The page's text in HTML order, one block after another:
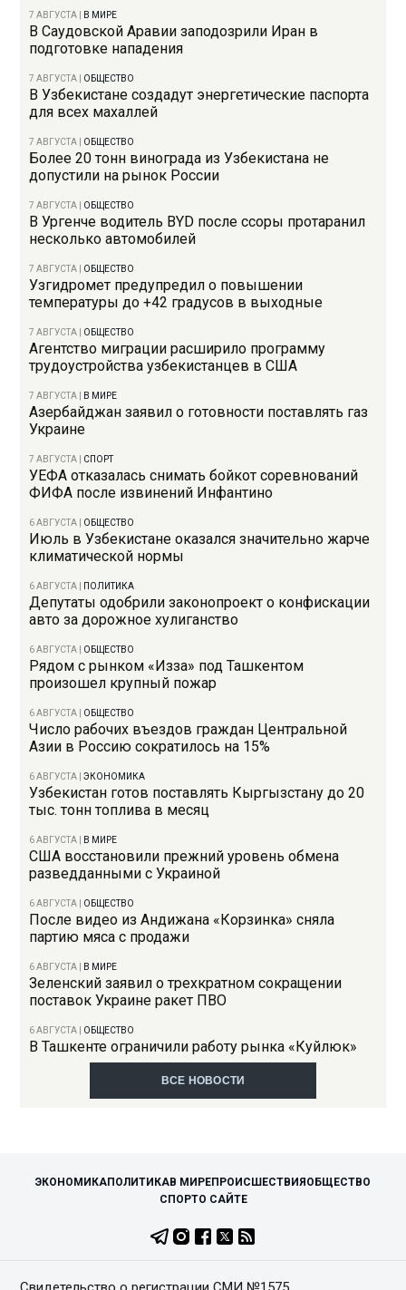
7 АВГУСТА В МИРЕ
В Саудовской Аравии заподозрили Иран в
подготовке нападения
7 АВГУСТА ОБЩЕСТВО
В Узбекистане создадут энергетические паспорта
для всех махаллей
7 АВГУСТА ОБЩЕСТВО
Более 20 тонн винограда из Узбекистана не
допустили на рынок России
7 АВГУСТА ОБЩЕСТВО
В Ургенче водитель BYD после ссоры протаранил
несколько автомобилей
7 АВГУСТА ОБЩЕСТВО
Узгидромет предупредил о повышении
температуры до +42 градусов в выходные
7 АВГУСТА ОБЩЕСТВО
Агентство миграции расширило программу
трудоустройства узбекистанцев в США
7 АВГУСТА В МИРЕ
Азербайджан заявил о готовности поставлять газ
Украине
7 АВГУСТА СПОРТ
УЕФА отказалась снимать бойкот соревнований
ФИФА после извинений Инфантино
6 АВГУСТА ОБЩЕСТВО
Июль в Узбекистане оказался значительно жарче
климатической нормы
6 АВГУСТА ПОЛИТИКА
Депутаты одобрили законопроект о конфискации
авто за дорожное хулиганство
6 АВГУСТА ОБЩЕСТВО
Рядом с рынком «Изза» под Ташкентом
произошел крупный пожар
6 АВГУСТА ОБЩЕСТВО
Число рабочих въездов граждан Центральной
Азии в Россию сократилось на 15%
6 АВГУСТА |ЭКОНОМИКА
Узбекистан готов поставлять Кыргызстану до 20
тыс. тонн топлива в месяц
6 АВГУСТА В МИРЕ
США восстановили прежний уровень обмена
разведданными с Украиной
6 АВГУСТА ОБЩЕСТВО
После видео из Андижана «Корзинка» сняла
партию мяса с продажи
6 АВГУСТА В МИРЕ
Зеленский заявил о трехкратном сокращении
поставок Украине ракет ПВО
6 АВГУСТА ОБЩЕСТВО
В Ташкенте ограничили работу рынка «Куйлюк»
ВСЕ НОВОСТИ
ЭКОНОМИКАПОЛИТИКАВ МИРЕПРОИСШЕСТВИЯОБЩЕСТВО
СПОРТО САЙТЕ